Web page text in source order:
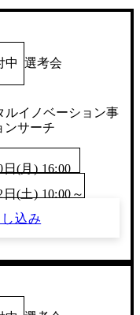
中 選考会
ルイノベーション事
ンサーチ
日(月) 16:00
(土) 10:00～
込み